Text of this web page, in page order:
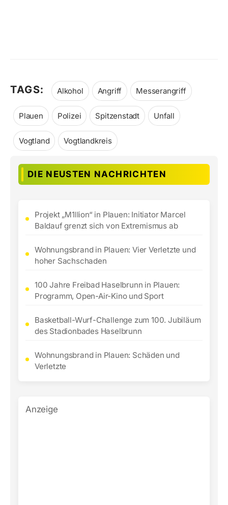
TAGS: Alkohol Angriff Messerangriff
Plauen Polizei Spitzenstadt Unfall
Vogtland Vogtlandkreis
DIE NEUSTEN NACHRICHTEN
Projekt „M1llion“ in Plauen: Initiator Marcel
Baldauf grenzt sich von Extremismus ab
Wohnungsbrand in Plauen: Vier Verletzte und
hoher Sachschaden
100 Jahre Freibad Haselbrunn in Plauen:
Programm, Open-Air-Kino und Sport
Basketball-Wurf-Challenge zum 100. Jubiläum
des Stadionbades Haselbrunn
Wohnungsbrand in Plauen: Schäden und
Verletzte
Anzeige